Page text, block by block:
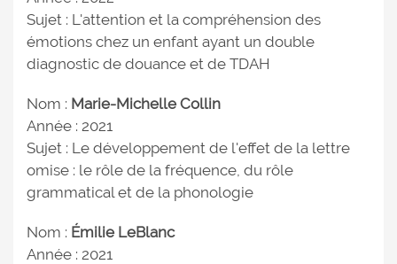
Sujet : L'attention et la compréhension des
émotions chez un enfant ayant un double
diagnostic de douance et de TDAH
Nom : Marie-Michelle Collin
Année : 2021
Sujet : Le développement de l'effet de la lettre
omise : le rôle de la fréquence, du rôle
grammatical et de la phonologie
Nom : Émilie LeBlanc
Année : 2021